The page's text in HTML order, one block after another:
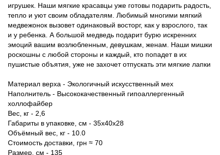
игрушек. Наши мягкие красавцы уже готовы подарить радость,
тепло и уют своим обладателям. Любимый многими мягкий
медвежонок вызовет одинаковый восторг, как у взрослого, так
и у ребенка. А большой медведь подарит бурю искренних
эмоций вашим возлюбленным, девушкам, женам. Наши мишки
роскошны с любой стороны и каждый, кто попадет в их
пушистые объятия, уже не захочет отпускать эти мягкие лапки
Материал верха - Экологичный искусственный мех
Наполнитель - Высококачественный гипоаллергенный
холлофайбер
Вес, кг - 2,6
Габариты в упаковке, см - 35х40х28
Объёмный вес, кг - 10.0
Стоимость доставки, грн ≈ 70
Размер, см - 135